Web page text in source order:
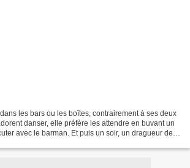
les bars ou les boîtes, contrairement à ses deux
danser, elle préfère les attendre en buvant un
avec le barman. Et puis un soir, un dragueur de